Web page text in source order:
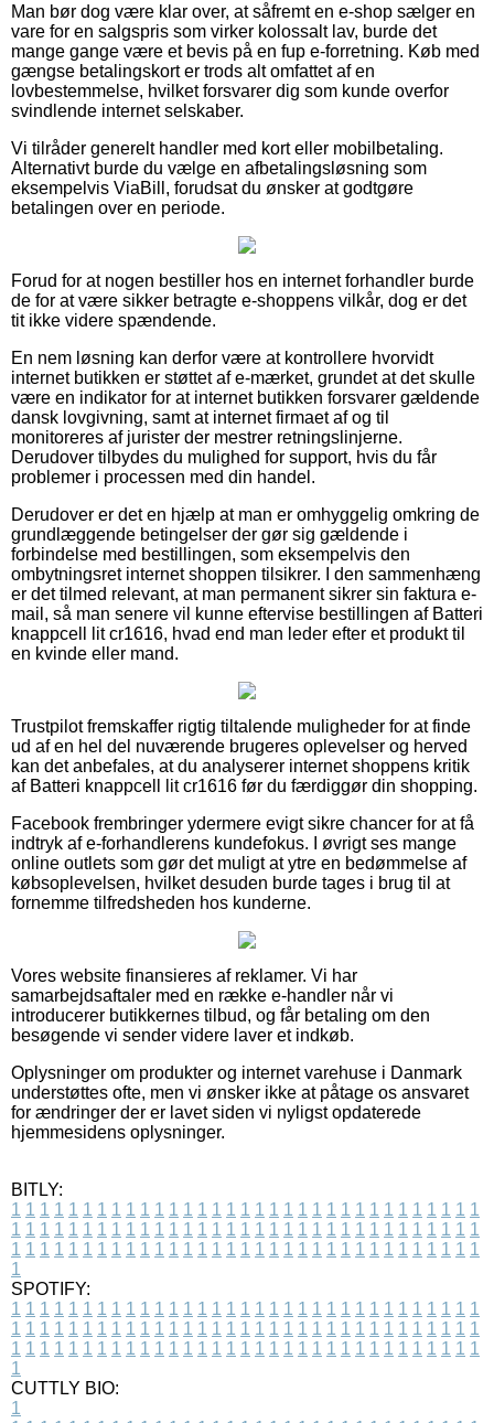
Man bør dog være klar over, at såfremt en e-shop sælger en
vare for en salgspris som virker kolossalt lav, burde det
mange gange være et bevis på en fup e-forretning. Køb med
gængse betalingskort er trods alt omfattet af en
lovbestemmelse, hvilket forsvarer dig som kunde overfor
svindlende internet selskaber.
Vi tilråder generelt handler med kort eller mobilbetaling.
Alternativt burde du vælge en afbetalingsløsning som
eksempelvis ViaBill, forudsat du ønsker at godtgøre
betalingen over en periode.
Forud for at nogen bestiller hos en internet forhandler burde
de for at være sikker betragte e-shoppens vilkår, dog er det
tit ikke videre spændende.
En nem løsning kan derfor være at kontrollere hvorvidt
internet butikken er støttet af e-mærket, grundet at det skulle
være en indikator for at internet butikken forsvarer gældende
dansk lovgivning, samt at internet firmaet af og til
monitoreres af jurister der mestrer retningslinjerne.
Derudover tilbydes du mulighed for support, hvis du får
problemer i processen med din handel.
Derudover er det en hjælp at man er omhyggelig omkring de
grundlæggende betingelser der gør sig gældende i
forbindelse med bestillingen, som eksempelvis den
ombytningsret internet shoppen tilsikrer. I den sammenhæng
er det tilmed relevant, at man permanent sikrer sin faktura e-
mail, så man senere vil kunne eftervise bestillingen af Batteri
knappcell lit cr1616, hvad end man leder efter et produkt til
en kvinde eller mand.
Trustpilot fremskaffer rigtig tiltalende muligheder for at finde
ud af en hel del nuværende brugeres oplevelser og herved
kan det anbefales, at du analyserer internet shoppens kritik
af Batteri knappcell lit cr1616 før du færdiggør din shopping.
Facebook frembringer ydermere evigt sikre chancer for at få
indtryk af e-forhandlerens kundefokus. I øvrigt ses mange
online outlets som gør det muligt at ytre en bedømmelse af
købsoplevelsen, hvilket desuden burde tages i brug til at
fornemme tilfredsheden hos kunderne.
Vores website finansieres af reklamer. Vi har
samarbejdsaftaler med en række e-handler når vi
introducerer butikkernes tilbud, og får betaling om den
besøgende vi sender videre laver et indkøb.
Oplysninger om produkter og internet varehuse i Danmark
understøttes ofte, men vi ønsker ikke at påtage os ansvaret
for ændringer der er lavet siden vi nyligst opdaterede
hjemmesidens oplysninger.
BITLY:
1 1 1 1 1 1 1 1 1 1 1 1 1 1 1 1 1 1 1 1 1 1 1 1 1 1 1 1 1 1 1 1 1
1 1 1 1 1 1 1 1 1 1 1 1 1 1 1 1 1 1 1 1 1 1 1 1 1 1 1 1 1 1 1 1 1
1 1 1 1 1 1 1 1 1 1 1 1 1 1 1 1 1 1 1 1 1 1 1 1 1 1 1 1 1 1 1 1 1
1
SPOTIFY:
1 1 1 1 1 1 1 1 1 1 1 1 1 1 1 1 1 1 1 1 1 1 1 1 1 1 1 1 1 1 1 1 1
1 1 1 1 1 1 1 1 1 1 1 1 1 1 1 1 1 1 1 1 1 1 1 1 1 1 1 1 1 1 1 1 1
1 1 1 1 1 1 1 1 1 1 1 1 1 1 1 1 1 1 1 1 1 1 1 1 1 1 1 1 1 1 1 1 1
1
CUTTLY BIO:
1